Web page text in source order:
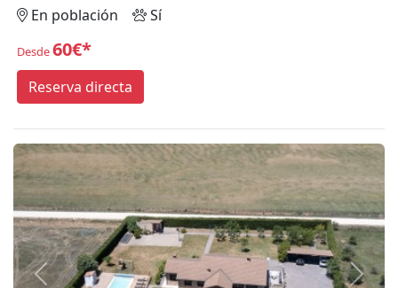
En población
Sí
Desde60€*
Reserva directa
Anterior